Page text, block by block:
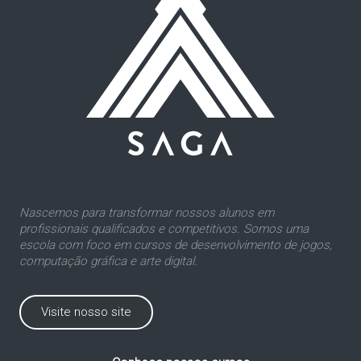
Nascemos para transformar nossos alunos em
profissionais qualificados e competitivos. Somos uma
escola com foco em cursos de desenvolvimento de jogos,
computação gráfica e arte digital.
Visite nosso site